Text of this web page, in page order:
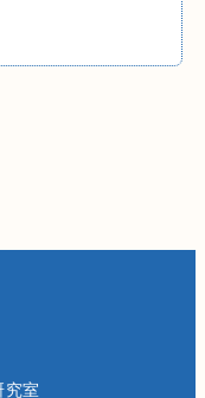
究室